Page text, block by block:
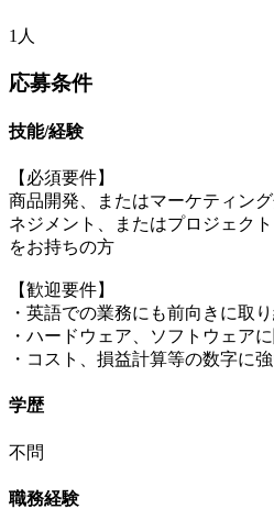
1人
応募条件
技能/経験
【必須要件】
商品開発、またはマーケティン
ネジメント、またはプロジェク
をお持ちの方
【歓迎要件】
・英語での業務にも前向きに取
・ハードウェア、ソフトウェア
・コスト、損益計算等の数字に
学歴
不問
職務経験